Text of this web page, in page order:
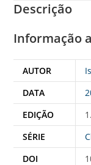
Descrição
Informação
AUTOR
DATA
EDIÇÃO
SÉRIE
DOI